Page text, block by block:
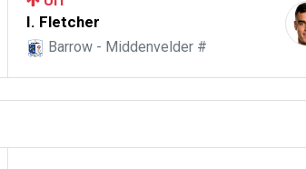
I. Fletcher
Barrow - Middenvelder #